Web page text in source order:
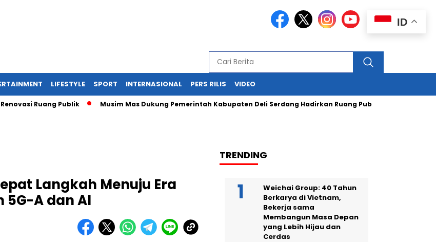
LIFESTYLE SPORT INTERNASIONAL PERS RILIS VIDEO
Ruang Publik Musim Mas Dukung Pemerintah Kabupaten Deli Serdang Hadirkan Ruang Publik Bersama melalui
Langkah Menuju Era
5G-A dan AI
TRENDING
Weichai Group: 40 Tahun
Berkarya di Vietnam,
Bekerja sama
Membangun Masa Depan
yang Lebih Hijau dan
Cerdas
ID